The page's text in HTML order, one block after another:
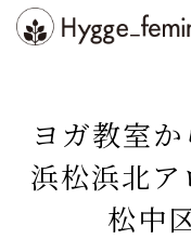
Skip
整体
インストラクター
ヨガ教室
浜松浜北
松中